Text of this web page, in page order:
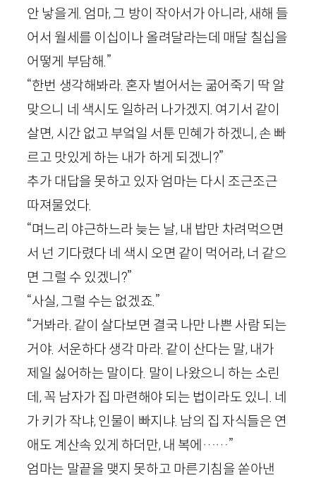
안 낳을게. 엄마, 그 방이 작아서가 아니라, 새해 들
어서 월세를 이십이나 올려달라는데 매달 칠십을
어떻게 부담해.”
“한번 생각해봐라. 혼자 벌어서는 굶어죽기 딱 알
맞으니 네 색시도 일하러 나가겠지. 여기서 같이
살면, 시간 없고 부엌일 서툰 민혜가 하겠니, 손 빠
르고 맛있게 하는 내가 하게 되겠니?”
추가 대답을 못하고 있자 엄마는 다시 조근조근
따져물었다.
“며느리 야근하느라 늦는 날, 내 밥만 차려먹으면
서 넌 기다렸다 네 색시 오면 같이 먹어라, 너 같으
면 그럴 수 있겠니?”
“사실, 그럴 수는 없겠죠.”
“거봐라. 같이 살다보면 결국 나만 나쁜 사람 되는
거야. 서운하다 생각 마라. 같이 산다는 말, 내가
제일 싫어하는 말이다. 말이 나왔으니 하는 소린
데, 꼭 남자가 집 마련해야 되는 법이라도 있니. 네
가 키가 작냐, 인물이 빠지냐. 남의 집 자식들은 연
애도 계산속 있게 하더만, 내 복에……”
엄마는 말끝을 맺지 못하고 마른기침을 쏟아낸